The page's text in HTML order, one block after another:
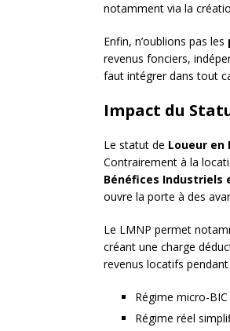
notamment via la
Enfin, n’oublions pas les
revenus fonciers,
faut intégrer dans tout
Impact du
Le statut de Loueur en
Contrairement à la
Bénéfices Industriels
ouvre la porte à des
Le LMNP permet
créant une charge
revenus locatifs
Régime micro-
Régime réel